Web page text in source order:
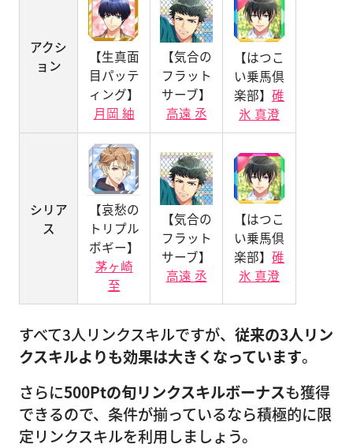
アクシ
ョン
【生真面
目パッテ
ィング】
月岡 紬
【気合の
フラット
サーブ】
高遠 丞
【はつこ
い乗馬倶
楽部】 碓
氷 真澄
シリア
ス
【哀愁の
トリプル
ボギー】
茅ヶ崎
至
【気合の
フラット
サーブ】
高遠 丞
【はつこ
い乗馬倶
楽部】 碓
氷 真澄
すべて3人リンクスキルですが、 従来の3人リン
クスキルよりも効果は大きくなっています。
さらに500Ptの旬リンクスキルボーナスも獲得
できるので、条件が揃っているなら積極的に限
定リンクスキルを利用しましょう。